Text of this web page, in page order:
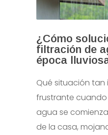
¿Cómo
filtración de
época
Qué situación
frustrante cuando
agua se
de la casa,